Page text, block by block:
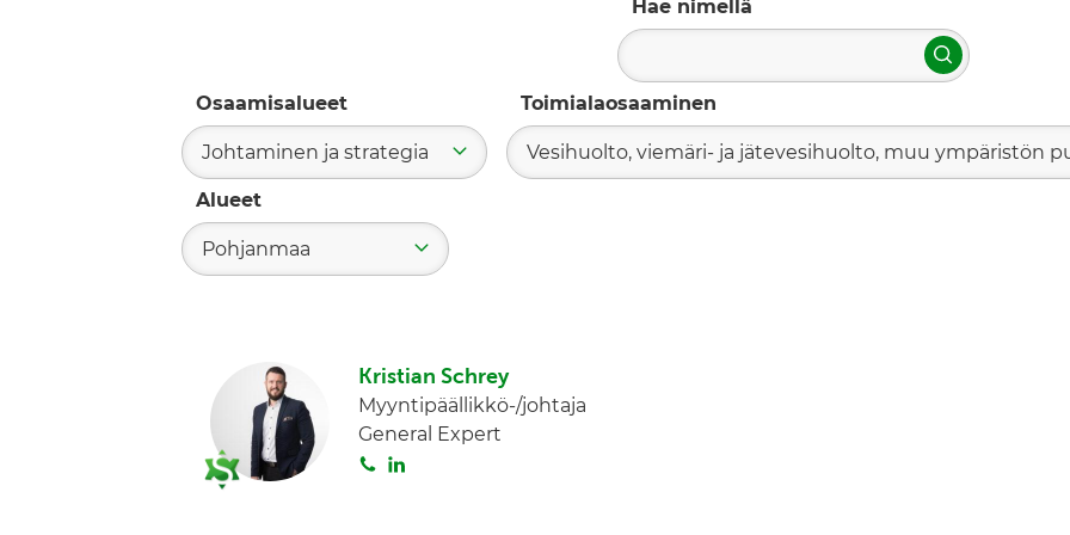
Hae nimellä
Hae
Osaamisalueet
Johtaminen ja strategia
Toimialaosaaminen
Vesihuolto, viemäri- ja jätevesihuolto, muu ympäristön
Alueet
Pohjanmaa
Kristian Schrey
Myyntipäällikkö-/johtaja
General Expert
S